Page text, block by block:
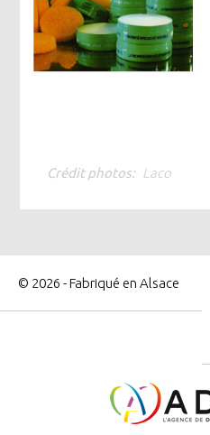
Crédit photos Laco
© 2026 - Fabriqué en Alsace